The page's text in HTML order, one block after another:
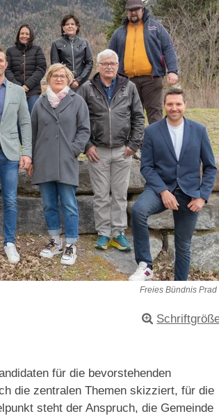
Freies Bündnis Prad
für die bevorstehenden
die zentralen Themen skizziert, für die
steht der Anspruch, die Gemeinde